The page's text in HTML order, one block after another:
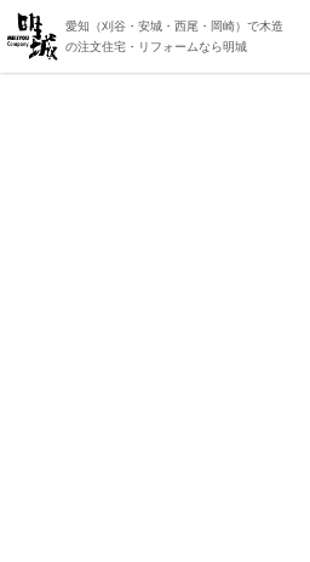
愛知（刈谷・安城・西尾・岡崎）で木造
の注文住宅・リフォームなら明城